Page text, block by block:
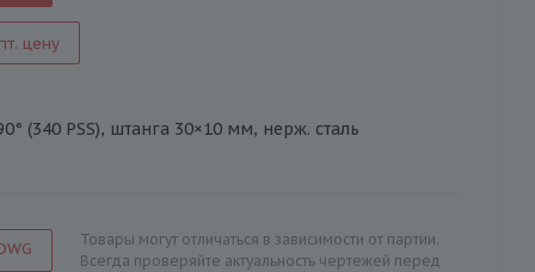
цену
(340 PSS), штанга 30×10 мм, нерж. сталь
Товары могут отличаться в зависимости от партии.
Всегда проверяйте актуальность чертежей перед